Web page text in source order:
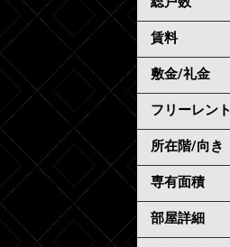
賃料
敷金/礼金
フリーレント
所在階/向き
専有面積
部屋詳細